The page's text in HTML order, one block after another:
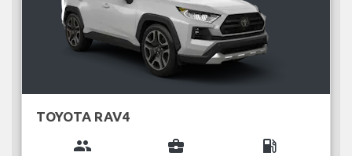
TOYOTA RAV4
group business_center local_gas_station